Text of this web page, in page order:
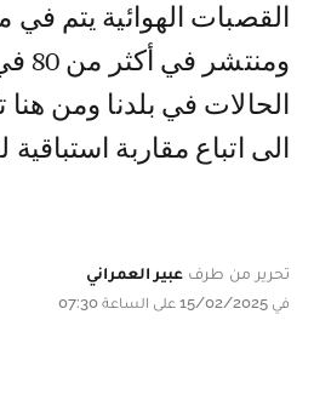
القصبات الهوائية يتم
الحالات في بلدنا ومن هنا
الى اتباع مقاربة
تحرير من طرف عبير العمراني
في 15/02/2025 على الساعة 07:30